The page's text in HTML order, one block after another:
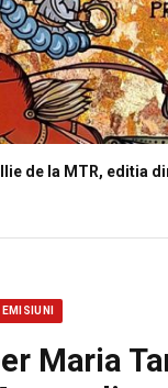
de la MTR, editia
Maria